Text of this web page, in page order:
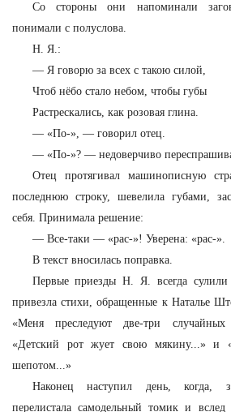
Со стороны они напоминали
понимали с полуслова.
Н. Я.:
— Я говорю за всех с такою силой,
Чтоб нёбо стало небом, чтобы губы
Растрескались, как розовая глина.
— «По-», — говорил отец.
— «По-»? — недоверчиво
Отец протягивал машинописную
последнюю строку, шевелила губами,
себя. Принимала решение:
— Все-таки — «рас-»! Уверена: «рас-».
В текст вносилась поправка.
Первые приезды Н. Я. всегда
привезла стихи, обращенные к Наталье
«Меня преследуют две-три
«Детский рот жует свою мякину...» и
шепотом...»
Наконец наступил день, когда,
перелистала самодельный томик и